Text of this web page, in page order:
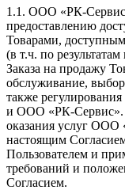
1.1. ООО «РК-
предоставлению
Товарами,
(в т.ч. по
Заказа на продажу
обслуживание,
также
и ООО «РК-Сервис».
оказания услуг ООО
настоящим
Пользователем и
требований и
Согласием.